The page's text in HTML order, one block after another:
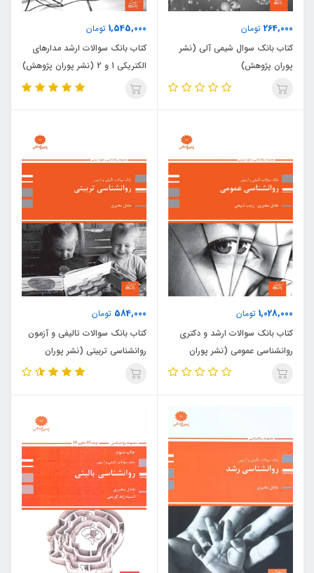
264,000 تومان
کتاب بانک سوال شیمی آلی (نشر
پوران پژوهش)
1,545,000 تومان
کتاب بانک سوالات ارشد مدارهای
الکتریکی 1 و 2 (نشر پوران پژوهش)
1,028,000 تومان
کتاب بانک سوالات ارشد و دکتری
روانشناسی عمومی (نشر پوران
پژوهش)
584,000 تومان
کتاب بانک سوالات تالیفی و آزمون
روانشناسی تربیتی (نشر پوران
پژوهش)